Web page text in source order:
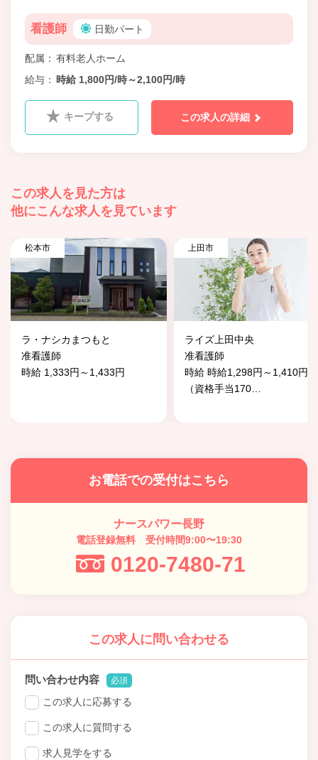
看護師 日勤パート
配属
有料老人ホーム
給与
時給 1,800円/時～2,100円/時
キープする この求人の詳細
この求人を見た方は
他にこんな求人を見ています
松本市
ラ・ナシカまつもと
准看護師
時給 1,333円～1,433円
上田市
ライズ上田中央
准看護師
時給 時給1,298円～1,410円
（資格手当170…
お電話での受付はこちら
ナースパワー長野
電話登録無料 受付時間9:00〜19:30
0120-7480-71
この求人に問い合わせる
問い合わせ内容 必須
この求人に応募する
この求人に質問する
求人見学をする